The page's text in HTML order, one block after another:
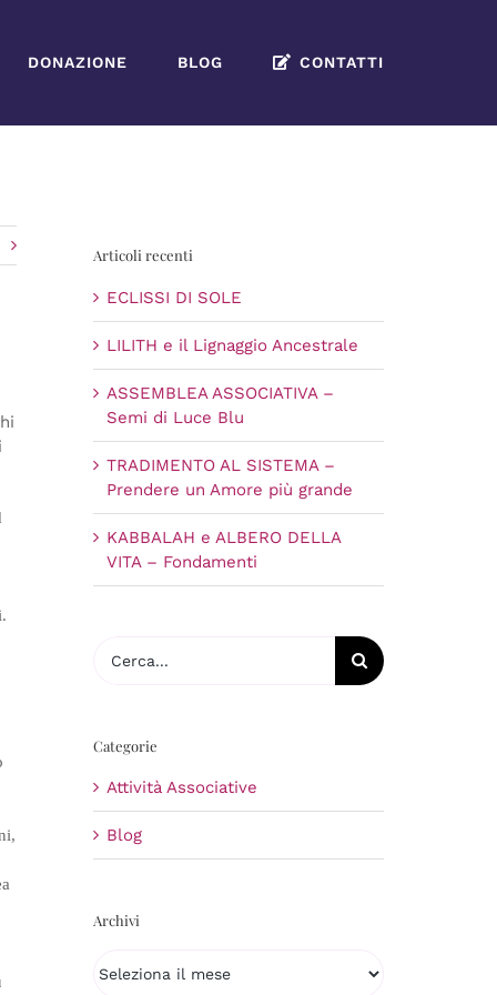
DONAZIONE BLOG CONTATTI
Articoli recenti
ECLISSI DI SOLE
LILITH e il Lignaggio Ancestrale
ASSEMBLEA ASSOCIATIVA –
Semi di Luce Blu
TRADIMENTO AL SISTEMA –
Prendere un Amore più grande
KABBALAH e ALBERO DELLA
VITA – Fondamenti
per:
Categorie
Attività Associative
Blog
Archivi